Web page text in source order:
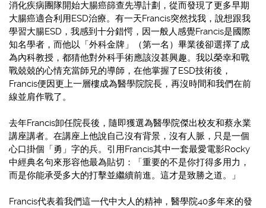
消化疾病團隊開始大腸癌篩查先導計劃，從而發現了更多早期
大腸癌適合利用ESD治療。有一天Francis突然找我，說想跟我
學習大腸ESD，我感到十分錯愕，因一般人感覺Francis是國際
知名學者，而他以「外科金牌」（第一名）畢業後卻選擇了成
為內科教授，都猜他對外科手術應該沒甚興趣。我以榮幸和戰
戰兢兢的心情充當師兄的導師，在他掌握了ESD技術後，
Francis便因更上一層樓成為醫學院院長，再沒時間和我們在前
線並肩作戰了。
去年Francis卸任院長後，隨即獲選為醫學院傑出校友和蔡永業
講座講者。在講座上他說自己沒有背景，沒有人脈，只是一個
心口掛個「勇」字的兵。引用Francis其中一套最愛電影Rocky
中經典名句來形容他最為貼切：「重要的不是你打得多用力，
而是你能承受多大的打擊並繼續前進。這才是致勝之道。」
Francis代表着我們這一代中大人的精神，醫學院40多年來的發